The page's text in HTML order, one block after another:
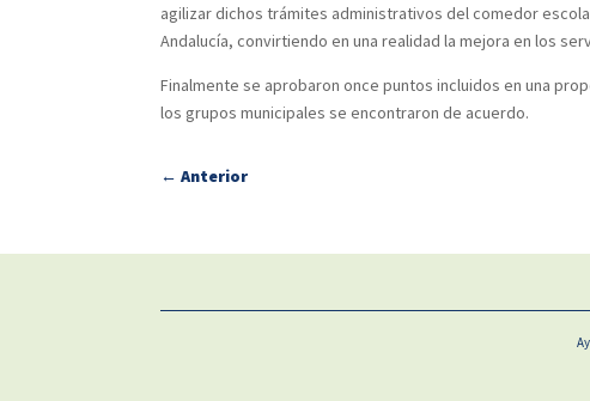
agilizar dichos trámites administrativos del comedor
Andalucía, convirtiendo en una realidad la mejora en los
Finalmente se aprobaron once puntos incluidos en una
los grupos municipales se encontraron de acuerdo.
←Anterior